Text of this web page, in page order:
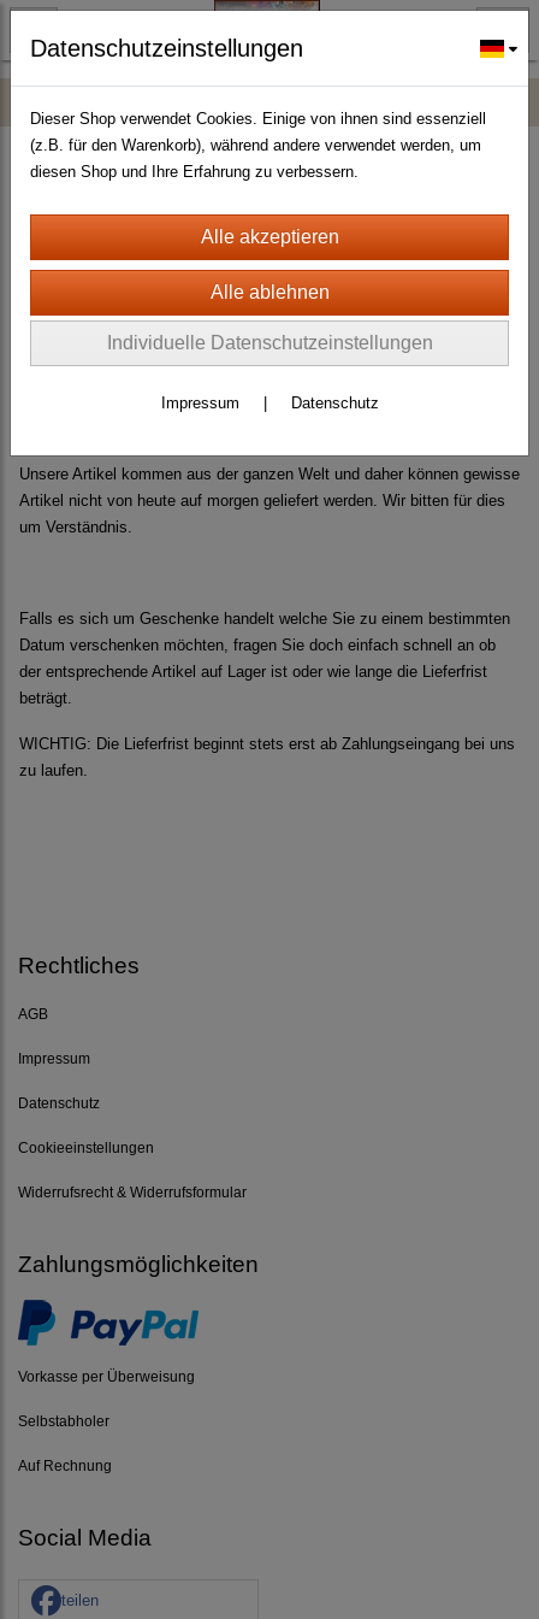
Unser aktuelles Programm umfasst rund 6500 Artikel und weitere 5 -
10Tausend Artikel können wir auf Kundenwunsch noch besorgen. Daher
ist es fast unmöglich, alle Artikel stets am Lager zu haben. Wir haben
immer so ca 1000 - 2000 versch. Artikel am Lager und diese können
auch sofort ausgeliefert werden.
Für alle übrigen Artikel beträgt die Lieferfrist rund 20 ARBEITSTAGE - 2
Unsere Artikel kommen aus der ganzen Welt und daher können gewisse
Artikel nicht von heute auf morgen geliefert werden. Wir bitten für dies
um Verständnis.
Falls es sich um Geschenke handelt welche Sie zu einem bestimmten
Datum verschenken möchten, fragen Sie doch einfach schnell an ob
der entsprechende Artikel auf Lager ist oder wie lange die Lieferfrist
beträgt.
WICHTIG: Die Lieferfrist beginnt stets erst ab Zahlungseingang bei uns
zu laufen.
Rechtliches
AGB
Impressum
Datenschutz
Cookieeinstellungen
Widerrufsrecht & Widerrufsformular
Zahlungsmöglichkeiten
Vorkasse per Überweisung
Selbstabholer
Auf Rechnung
Social Media
teilen
Datenschutzeinstellungen
Dieser Shop verwendet Cookies. Einige von ihnen sind essenziell
(z.B. für den Warenkorb), während andere verwendet werden, um
diesen Shop und Ihre Erfahrung zu verbessern.
Individuelle Datenschutzeinstellungen
Impressum Datenschutz